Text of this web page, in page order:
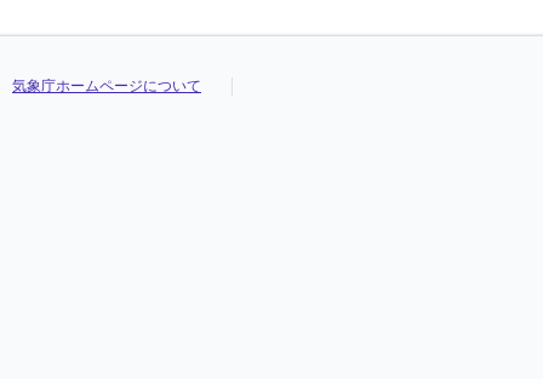
気象庁ホームページについて